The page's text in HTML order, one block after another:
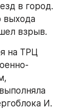
в город.
выхода
взрыв.
на ТРЦ
И.